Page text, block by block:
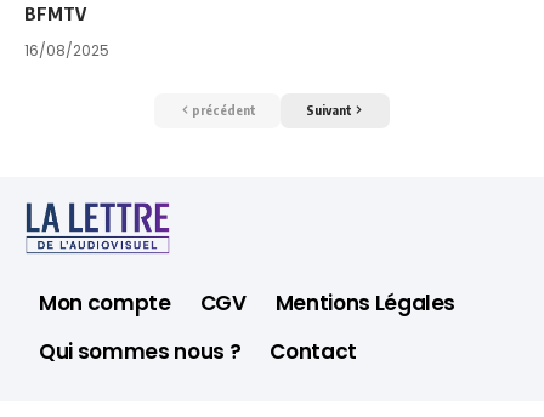
BFMTV
16/08/2025
précédent Suivant
Mon compte CGV
Mentions Légales
Qui sommes nous ?
Contact